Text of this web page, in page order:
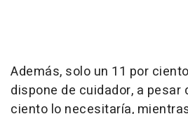
Además, solo un 11 por
dispone de cuidador, a pesar
ciento lo necesitaría,